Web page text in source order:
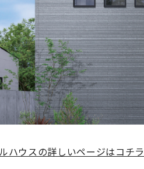
ハウスの詳しいページはコチ